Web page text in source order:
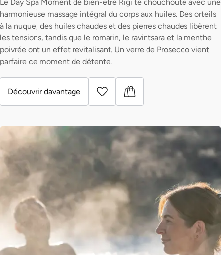
Le Day Spa Moment de bien-ètre Rigi te chouchoute avec une
harmonieuse massage intégral du corps aux huiles. Des orteils
à la nuque, des huiles chaudes et des pierres chaudes libèrent
les tensions, tandis que le romarin, le ravintsara et la menthe
poivrée ont un effet revitalisant. Un verre de Prosecco vient
parfaire ce moment de détente.
Découvrir davantage